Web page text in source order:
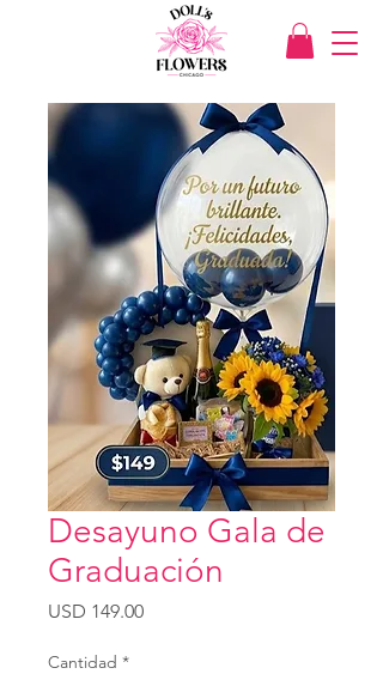
Desayuno Gala de
Graduación
USD 149.00Precio
Cantidad *